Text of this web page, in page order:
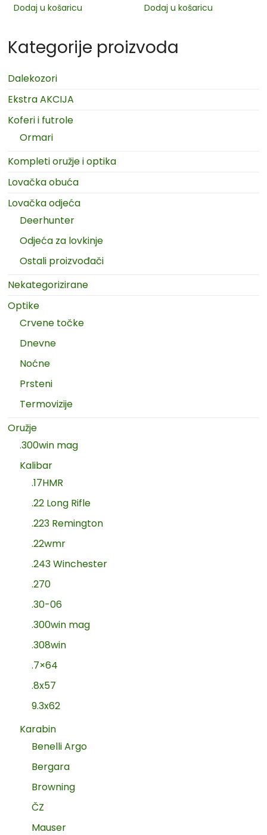
Dodaj u košaricu Dodaj u košaricu
Kategorije proizvoda
Dalekozori
Ekstra AKCIJA
Koferi i futrole
Ormari
Kompleti oružje i optika
Lovačka obuća
Lovačka odjeća
Deerhunter
Odjeća za lovkinje
Ostali proizvođači
Nekategorizirane
Optike
Crvene točke
Dnevne
Noćne
Prsteni
Termovizije
Oružje
.300win mag
Kalibar
.17HMR
.22 Long Rifle
.223 Remington
.22wmr
.243 Winchester
.270
.30-06
.300win mag
.308win
.7×64
.8x57
9.3x62
Karabin
Benelli Argo
Bergara
Browning
ČZ
Mauser